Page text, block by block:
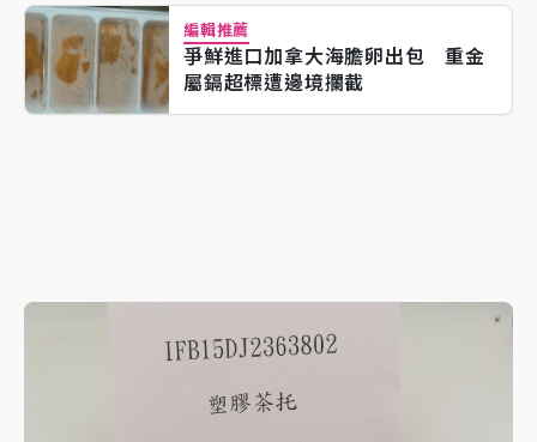
編輯推薦
爭鮮進口加拿大海膽卵出包 重金
屬鎘超標遭邊境攔截